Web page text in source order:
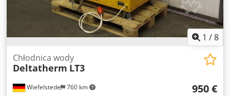
1 /8
Wiefelstede 760 km
Chłodnica wody
Deltatherm LT3
950 €